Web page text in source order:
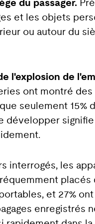
du passager.
et les objets
ou autour du
l'explosion de
ont montré
seulement 15%
développer
interrogés, les
placés
et 27%
enregistrés